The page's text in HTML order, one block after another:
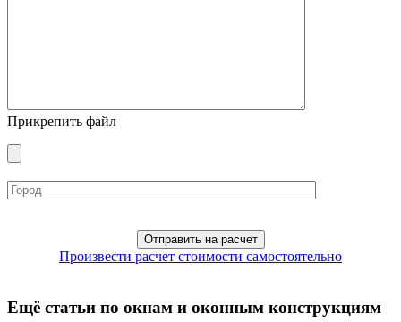
Прикрепить файл
Произвести расчет стоимости самостоятельно
Ещё статьи по окнам и оконным конструкциям